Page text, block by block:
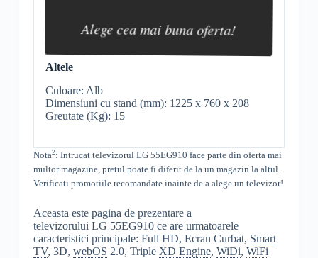
Alege cea mai buna oferta!
Altele
Culoare: Alb
Dimensiuni cu stand (mm): 1225 x 760 x 208
Greutate (Kg): 15
Nota2: Intrucat televizorul LG 55EG910 face parte din oferta mai
multor magazine, pretul poate fi diferit de la un magazin la altul
Verificati promotiile recomandate inainte de a alege un televizor!
Aceasta este pagina de prezentare a
televizorului LG 55EG910 ce are urmatoarele
caracteristici principale: Full HD, Ecran Curbat, Smart
TV, 3D, webOS 2.0, Triple XD Engine, WiDi, WiFi